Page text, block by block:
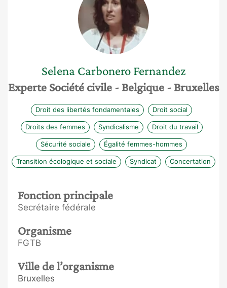
Selena Carbonero Fernandez
Experte Société civile - Belgique - Bruxelles
Droit des libertés fondamentales Droit social
Droits des femmes Syndicalisme Droit du travail
Sécurité sociale Égalité femmes-hommes
Transition écologique et sociale Syndicat Concertation
Fonction principale
Secrétaire fédérale
Organisme
FGTB
Ville de l’organisme
Bruxelles